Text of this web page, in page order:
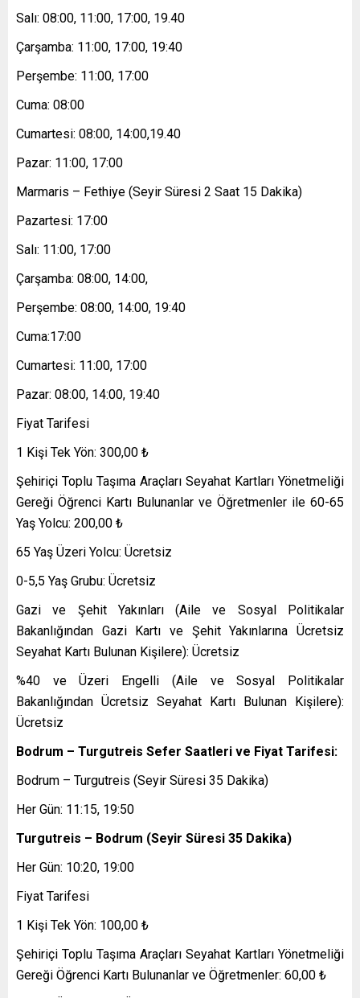
Salı: 08:00, 11:00, 17:00, 19.40
Çarşamba: 11:00, 17:00, 19:40
Perşembe: 11:00, 17:00
Cuma: 08:00
Cumartesi: 08:00, 14:00,19.40
Pazar: 11:00, 17:00
Marmaris – Fethiye (Seyir Süresi 2 Saat 15 Dakika)
Pazartesi: 17:00
Salı: 11:00, 17:00
Çarşamba: 08:00, 14:00,
Perşembe: 08:00, 14:00, 19:40
Cuma:17:00
Cumartesi: 11:00, 17:00
Pazar: 08:00, 14:00, 19:40
Fiyat Tarifesi
1 Kişi Tek Yön: 300,00 ₺
Şehiriçi Toplu Taşıma Araçları Seyahat Kartları Yönetmeliği
Gereği Öğrenci Kartı Bulunanlar ve Öğretmenler ile 60-65
Yaş Yolcu: 200,00 ₺
65 Yaş Üzeri Yolcu: Ücretsiz
0-5,5 Yaş Grubu: Ücretsiz
Gazi ve Şehit Yakınları (Aile ve Sosyal Politikalar
Bakanlığından Gazi Kartı ve Şehit Yakınlarına Ücretsiz
Seyahat Kartı Bulunan Kişilere): Ücretsiz
%40 ve Üzeri Engelli (Aile ve Sosyal Politikalar
Bakanlığından Ücretsiz Seyahat Kartı Bulunan Kişilere):
Ücretsiz
Bodrum – Turgutreis Sefer Saatleri ve Fiyat Tarifesi:
Bodrum – Turgutreis (Seyir Süresi 35 Dakika)
Her Gün: 11:15, 19:50
Turgutreis – Bodrum (Seyir Süresi 35 Dakika)
Her Gün: 10:20, 19:00
Fiyat Tarifesi
1 Kişi Tek Yön: 100,00 ₺
Şehiriçi Toplu Taşıma Araçları Seyahat Kartları Yönetmeliği
Gereği Öğrenci Kartı Bulunanlar ve Öğretmenler: 60,00 ₺